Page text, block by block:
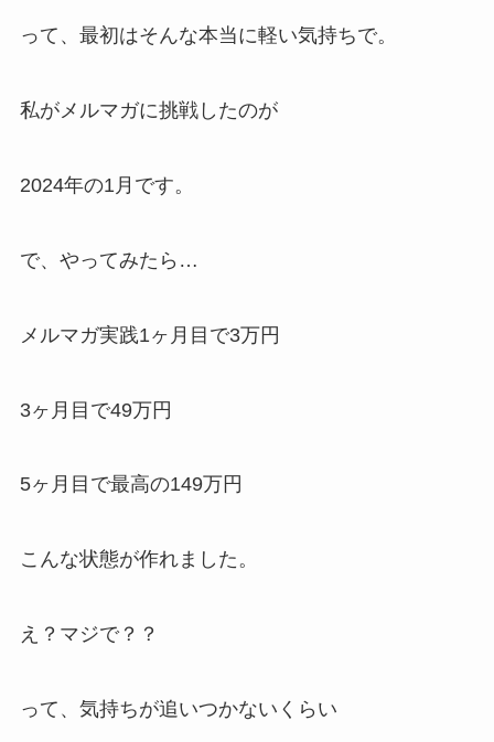
って、最初はそんな本当に軽い気持ちで。
私がメルマガに挑戦したのが
2024年の1月です。
で、やってみたら…
メルマガ実践1ヶ月目で3万円
3ヶ月目で49万円
5ヶ月目で最高の149万円
こんな状態が作れました。
え？マジで？？
って、気持ちが追いつかないくらい